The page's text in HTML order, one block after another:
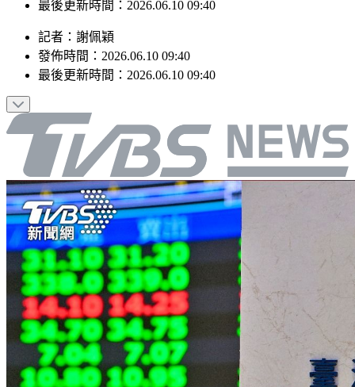
發佈時間：2026.06.10 09:40
最後更新時間：2026.06.10 09:40